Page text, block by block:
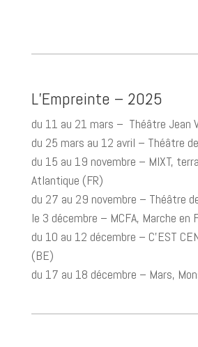
L’Empreinte – 2025
du 11 au 21 mars – Théâtre Jean
du 25 mars au 12 avril – Théâtre
du 15 au 19 novembre – MIXT,
Atlantique (FR)
du 27 au 29 novembre – Théâtre
le 3 décembre – MCFA, Marche en
du 10 au 12 décembre – C’EST
(BE)
du 17 au 18 décembre – Mars,